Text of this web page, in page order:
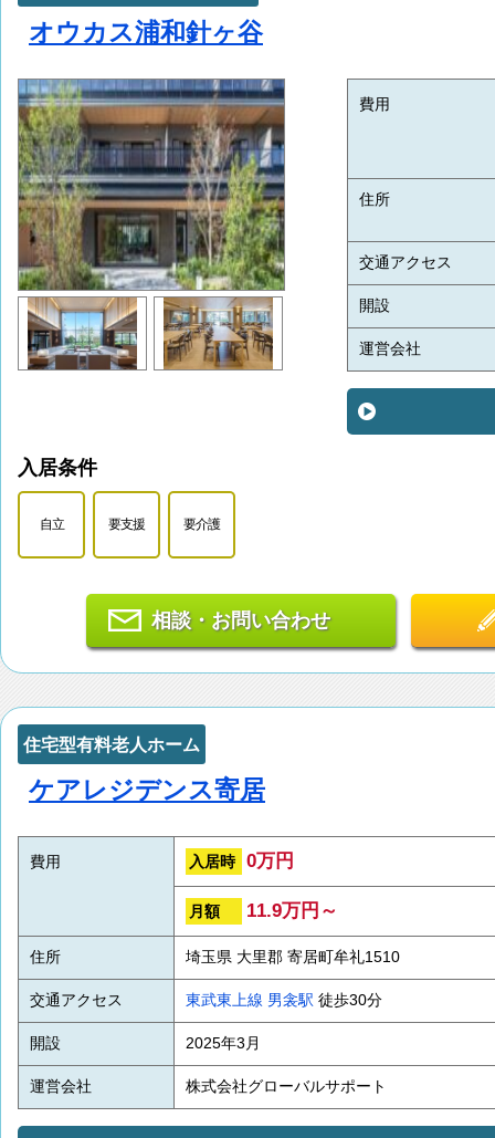
オウカス浦和針ヶ谷
費用
住所
交通アクセス
開設
運営会社
入居条件
自立 要支援 要介護
相談・お問い合わせ
住宅型有料老人ホーム
ケアレジデンス寄居
費用 入居時 0万円
月額 11.9万円～
住所 埼玉県 大里郡 寄居町牟礼1510
交通アクセス 東武東上線 男衾駅 徒歩30分
開設 2025年3月
運営会社 株式会社グローバルサポート